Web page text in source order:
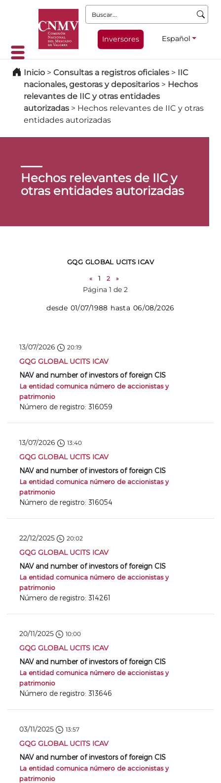
Buscar:
Inversores Español
Inicio > Consultas a registros oficiales > IIC
nacionales, gestoras y depositarios > Hechos
relevantes de IIC y otras entidades
autorizadas > Hechos relevantes de IIC y otras
entidades autorizadas
Hechos relevantes de IIC y
otras entidades autorizadas
GQG GLOBAL UCITS ICAV
« 1 2 »
Página 1 de 2
desde 01/07/1988 hasta 06/08/2026
13/07/2026 20:19
GQG GLOBAL UCITS ICAV
NAV and number of investors of foreign CIS
La entidad comunica número de accionistas y
patrimonio
Número de registro: 316059
13/07/2026 13:40
GQG GLOBAL UCITS ICAV
NAV and number of investors of foreign CIS
La entidad comunica número de accionistas y
patrimonio
Número de registro: 316054
22/12/2025 20:02
GQG GLOBAL UCITS ICAV
NAV and number of investors of foreign CIS
La entidad comunica número de accionistas y
patrimonio
Número de registro: 314261
20/11/2025 10:00
GQG GLOBAL UCITS ICAV
NAV and number of investors of foreign CIS
La entidad comunica número de accionistas y
patrimonio
Número de registro: 313646
03/11/2025 13:57
GQG GLOBAL UCITS ICAV
NAV and number of investors of foreign CIS
La entidad comunica número de accionistas y
patrimonio